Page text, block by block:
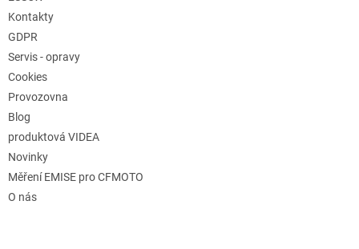
Kontakty
GDPR
Servis - opravy
Cookies
Provozovna
Blog
produktová VIDEA
Novinky
Měření EMISE pro CFMOTO
O nás